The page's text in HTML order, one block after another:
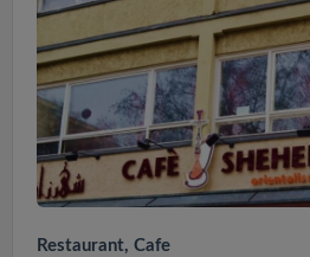
Restaurant, Cafe